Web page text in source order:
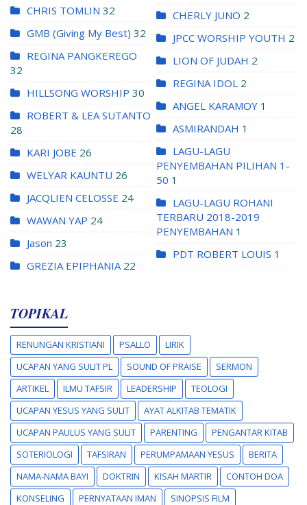
CHRIS TOMLIN 32
GMB (Giving My Best) 32
REGINA PANGKEREGO
32
HILLSONG WORSHIP 30
ROBERT & LEA SUTANTO
28
KARI JOBE 26
WELYAR KAUNTU 26
JACQLIEN CELOSSE 24
WAWAN YAP 24
Jason 23
GREZIA EPIPHANIA 22
CHERLY JUNO 2
JPCC WORSHIP YOUTH 2
LION OF JUDAH 2
REGINA IDOL 2
ANGEL KARAMOY 1
ASMIRANDAH 1
LAGU-LAGU
PENYEMBAHAN PILIHAN 1-
50 1
LAGU-LAGU ROHANI
TERBARU 2018-2019
PENYEMBAHAN 1
PDT ROBERT LOUIS 1
TOPIKAL
RENUNGAN KRISTIANI PSALLO
LIRIK
UCAPAN YANG SULIT PL
SOUND OF PRAISE
SERMON
ARTIKEL
ILMU TAFSIR LEADERSHIP
TEOLOGI
UCAPAN YESUS YANG SULIT
AYAT ALKITAB TEMATIK
UCAPAN PAULUS YANG SULIT
PARENTING
PENGANTAR KITAB
SOTERIOLOGI
TAFSIRAN PERUMPAMAAN YESUS
BERITA
NAMA-NAMA BAYI
DOKTRIN KISAH MARTIR
CONTOH DOA
KONSELING
PERNYATAAN IMAN
SINOPSIS FILM